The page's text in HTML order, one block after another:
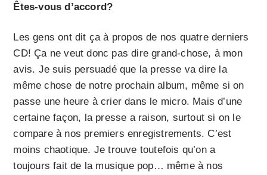
Êtes-vous d’accord?
Les gens ont dit ça à propos de nos quatre derniers
CD! Ça ne veut donc pas dire grand-chose, à mon
avis. Je suis persuadé que la presse va dire la
même chose de notre prochain album, même si on
passe une heure à crier dans le micro. Mais d’une
certaine façon, la presse a raison, surtout si on le
compare à nos premiers enregistrements. C’est
moins chaotique. Je trouve toutefois qu’on a
toujours fait de la musique pop… même à nos